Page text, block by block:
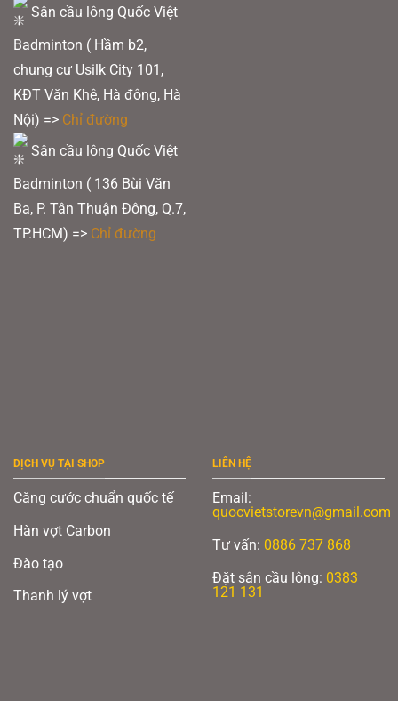
Sân cầu lông Quốc Việt
Badminton ( Hầm b2,
chung cư Usilk City 101,
KĐT Văn Khê, Hà đông, Hà
Nội) => Chỉ đường
Sân cầu lông Quốc Việt
Badminton ( 136 Bùi Văn
Ba, P. Tân Thuận Đông, Q.7,
TP.HCM) => Chỉ đường
DỊCH VỤ TẠI SHOP
Căng cước chuẩn quốc tế
Hàn vợt Carbon
Đào tạo
Thanh lý vợt
LIÊN HỆ
Email:
quocvietstorevn@gmail.com
Tư vấn: 0886 737 868
Đặt sân cầu lông: 0383
121 131